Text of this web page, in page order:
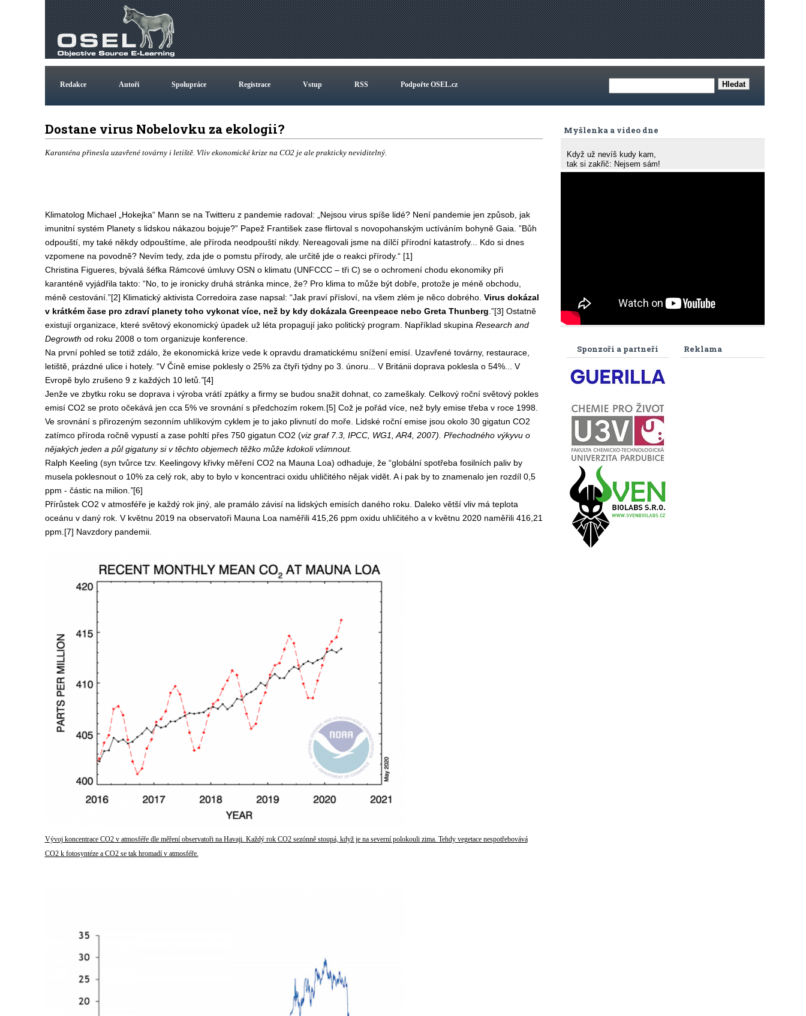
Redakce Autoři Spolupráce Registrace Vstup RSS Podpořte OSEL.cz
Dostane virus Nobelovku za ekologii?
Karanténa přinesla uzavřené továrny i letiště. Vliv ekonomické krize na CO2 je ale prakticky neviditelný.
Klimatolog Michael „Hokejka“ Mann se na Twitteru z pandemie radoval: „Nejsou virus spíše lidé? Není pandemie jen způsob, jak
imunitní systém Planety s lidskou nákazou bojuje?” Papež František zase flirtoval s novopohanským uctíváním bohyně Gaia. ”Bůh
odpouští, my také někdy odpouštíme, ale příroda neodpouští nikdy. Nereagovali jsme na dílčí přírodní katastrofy... Kdo si dnes
vzpomene na povodně? Nevím tedy, zda jde o pomstu přírody, ale určitě jde o reakci přírody.“ [1]
Christina Figueres, bývalá šéfka Rámcové úmluvy OSN o klimatu (UNFCCC – tři C) se o ochromení chodu ekonomiky při
karanténě vyjádřila takto: “No, to je ironicky druhá stránka mince, že? Pro klima to může být dobře, protože je méně obchodu,
méně cestování.”[2] Klimatický aktivista Corredoira zase napsal: “Jak praví přísloví, na všem zlém je něco dobrého. Virus dokázal
v krátkém čase pro zdraví planety toho vykonat více, než by kdy dokázala Greenpeace nebo Greta Thunberg .”[3] Ostatně
existují organizace, které světový ekonomický úpadek už léta propagují jako politický program. Například skupina Research and
Degrowth od roku 2008 o tom organizuje konference.
Na první pohled se totiž zdálo, že ekonomická krize vede k opravdu dramatickému snížení emisí. Uzavřené továrny, restaurace,
letiště, prázdné ulice i hotely. “V Číně emise poklesly o 25% za čtyři týdny po 3. únoru... V Británii doprava poklesla o 54%... V
Evropě bylo zrušeno 9 z každých 10 letů. ”[4]
Jenže ve zbytku roku se doprava i výroba vrátí zpátky a firmy se budou snažit dohnat, co zameškaly. Celkový roční světový pokles
emisí CO2 se proto očekává jen cca 5% ve srovnání s předchozím rokem [5] Což je pořád více, než byly emise třeba v roce 1998.
Ve srovnání s přirozeným sezonním uhlíkovým cyklem je to jako plivnutí do moře. Lidské roční emise jsou okolo 30 gigatun CO2
zatímco příroda ročně vypustí a zase pohltí přes 750 gigatun CO2 (viz graf 7.3, IPCC, WG1, AR4, 2007). Přechodného výkyvu o
nějakých jeden a půl gigatuny si v těchto objemech těžko může kdokoli všimnout.
Ralph Keeling (syn tvůrce tzv. Keelingovy křivky měření CO2 na Mauna Loa) odhaduje, že “globální spotřeba fosilních paliv by
musela poklesnout o 10% za celý rok, aby to bylo v koncentraci oxidu uhličitého nějak vidět. A i pak by to znamenalo jen rozdíl 0,5
ppm - částic na milion. ”[6]
Přírůstek CO2 v atmosféře je každý rok jiný, ale pramálo závisí na lidských emisích daného roku. Daleko větší vliv má teplota
oceánu v daný rok. V květnu 2019 na observatoři Mauna Loa naměřili 415,26 ppm oxidu uhličitého a v květnu 2020 naměřili 416,21
ppm.[7] Navzdory pandemii.
Vývoj koncentrace CO2 v atmosféře dle měření observatoři na Havaji. Každý rok CO2 sezónně stoupá, když je na severní polokouli zima. Tehdy vegetace nespotřebovává
CO2 k fotosyntéze a CO2 se tak hromadí v atmosféře.
Myšlenka a video dne
Když už nevíš kudy kam,
tak si zakřič: Nejsem sám!
Reklama
Sponzoři a partneři